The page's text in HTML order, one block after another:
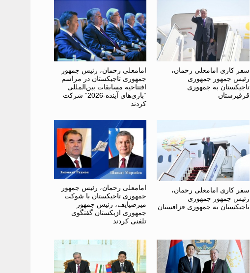
سفر کاری امامعلی رحمان،
رئیس جمهور جمهوری
تاجیکستان به جمهوری
قرقیزستان
امامعلی رحمان، رئیس جمهور
جمهوری تاجیکستان در مراسم
افتتاحیه مسابقات بین‌المللی
“بازی‌های آینده-2026” شرکت
کردند
سفر کاری امامعلی رحمان،
رئیس جمهور جمهوری
تاجیکستان به جمهوری قزاقستان
امامعلی رحمان، رئیس جمهور
جمهوری تاجیکستان با شوکت
میرضیایف، رئیس جمهور
جمهوری ازبکستان گفتگوی
تلفنی کردند